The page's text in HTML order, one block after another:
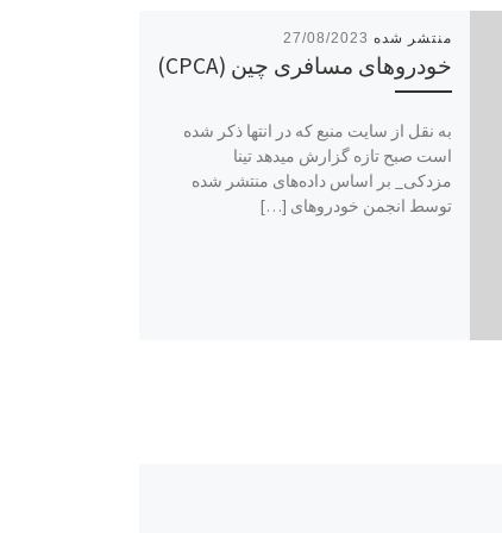
27/08/2023
خودروهای مسافری چین (CPCA)
به نقل از سایت منبع که در انتها ذکر شده
است صبح تازه گزارش میدهد تینا
مزدکی_ بر اساس داده‌های منتشر شده
توسط انجمن خودروهای […]